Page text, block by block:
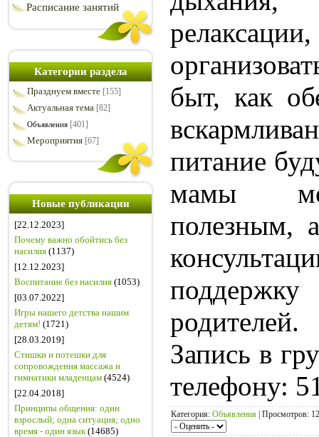
Расписание занятий
Категории раздела
Празднуем вместе [155]
Актуальная тема [82]
Объявления [401]
Мероприятия [67]
Новые публикации
[22.12.2023]
Почему важно обойтись без
насилия (1137)
[12.12.2023]
Воспитание без насилия (1053)
[03.07.2022]
Игры нашего детства нашим
детям! (1721)
[28.03.2019]
Стишки и потешки для
сопровождения массажа и
гимнатики младенцам (4524)
[22.04.2018]
Принципы общения: один
взрослый; одна ситуация; одно
время - один язык(14685)
быт, как
питание
мамы
полезным,
родителей.
Запись в
телефону:
Категория: Объявления Просмотров: